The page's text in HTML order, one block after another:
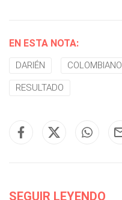
EN ESTA NOTA:
DARIÉN COLOMBIANO
RESULTADO
SEGUIR LEYENDO